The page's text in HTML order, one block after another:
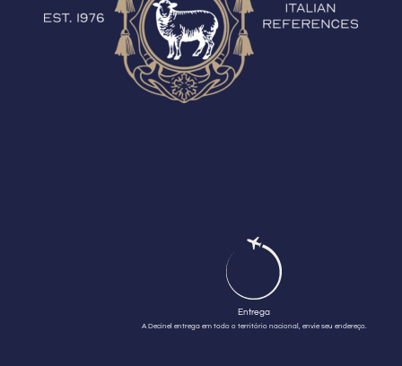
Entrega
A Decinel entrega em todo o território nacional, envie seu endereço.